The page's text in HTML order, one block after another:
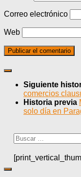
Correo electrónico
Web
Siguiente
comercios
Historia previa
solo día en
Buscar: